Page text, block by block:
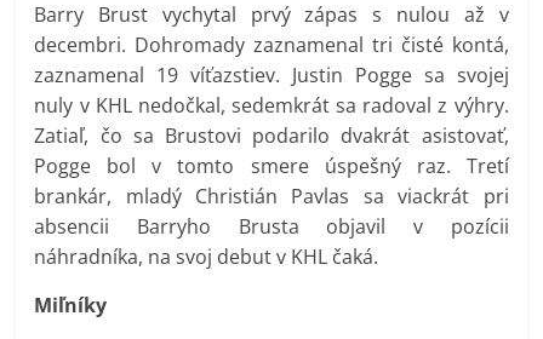
Barry Brust vychytal prvý zápas s nulou až v
decembri. Dohromady zaznamenal tri čisté kontá,
zaznamenal 19 víťazstiev. Justin Pogge sa svojej
nuly v KHL nedočkal, sedemkrát sa radoval z výhry.
Zatiaľ, čo sa Brustovi podarilo dvakrát asistovať,
Pogge bol v tomto smere úspešný raz. Tretí
brankár, mladý Christián Pavlas sa viackrát pri
absencii Barryho Brusta objavil v pozícii
náhradníka, na svoj debut v KHL čaká.
Miľníky